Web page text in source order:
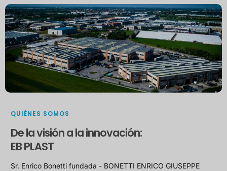
QUIÉNES SOMOS
De la visión a la innovación:
EB PLAST
Sr. Enrico Bonetti fundada - BONETTI ENRICO GIUSEPPE